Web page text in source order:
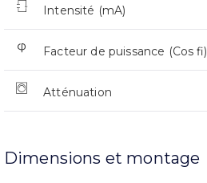
Intensité (mA)
Facteur de puissance (Cos fi)
Atténuation
Dimensions et montage